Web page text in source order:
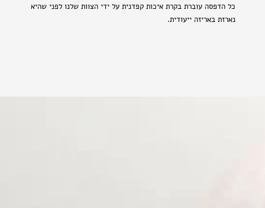
כל הדפסה עוברת בקרת איכות קפדנית על ידי הצוות שלנו לפני שהיא
נארזת באריזה ייעודית.